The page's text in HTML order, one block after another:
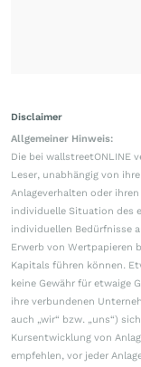
Disclaimer
Allgemeiner Hinweis:
Die bei wallstreetONLINE
Leser, unabhängig von
Anlageverhalten oder
individuelle Situation des
individuellen Bedürfnisse
Erwerb von Wertpapieren
Kapitals führen können.
keine Gewähr für etwaige
ihre verbundenen
auch „wir“ bzw. „uns“)
Kursentwicklung von
empfehlen, vor jeder